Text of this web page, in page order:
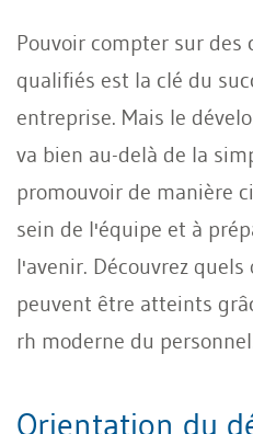
Pouvoir compter sur des
qualifiés est la clé du
entreprise. Mais le
va bien au-delà de la
promouvoir de manière
sein de l'équipe et à
l'avenir. Découvrez
peuvent être atteints
rh moderne du
Orientation du